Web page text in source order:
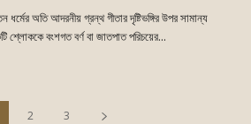
অতি আদরনীয় গ্রন্থ গীতার দৃষ্টিভঙ্গির উপর সামান্য
বংশগত বর্ণ বা জাতপাত পরিচয়ের...
2 3